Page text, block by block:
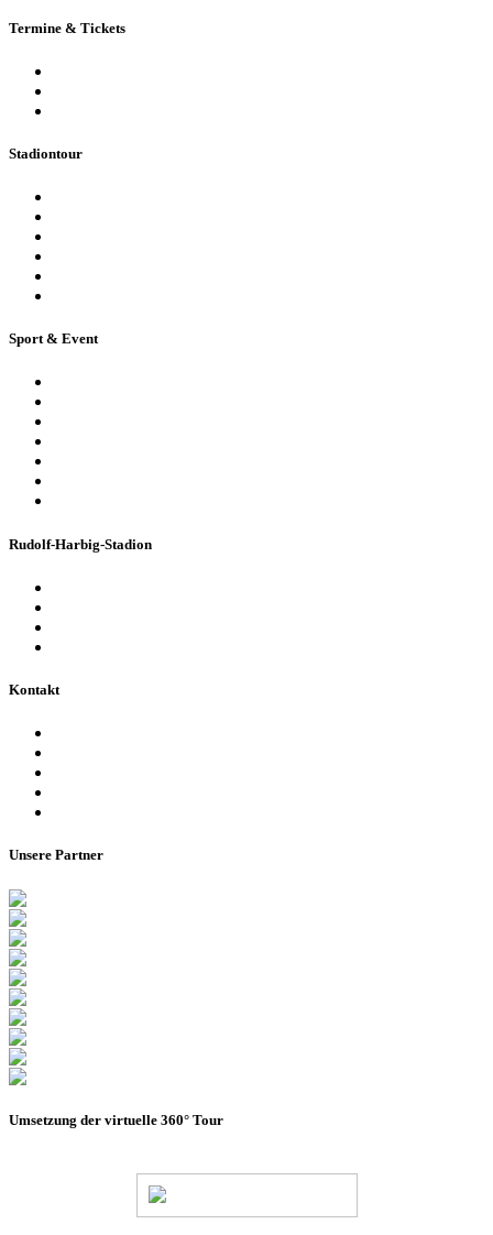
Termine & Tickets
Stadiontour
Sport & Event
Rudolf-Harbig-Stadion
Kontakt
Unsere Partner
Umsetzung der virtuelle 360° Tour